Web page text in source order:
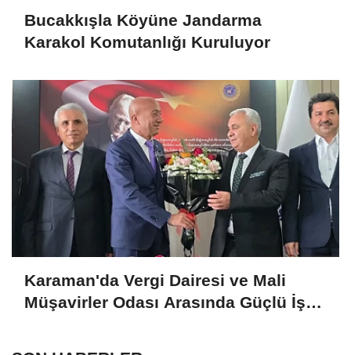
Bucakkışla Köyüne Jandarma
Karakol Komutanlığı Kuruluyor
Karaman'da Vergi Dairesi ve Mali
Müşavirler Odası Arasında Güçlü İş